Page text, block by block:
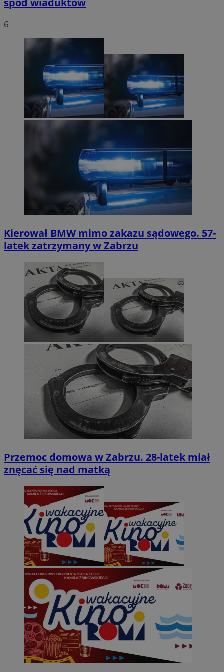
6
Kierował BMW mimo zakazu sądowego. 57-
latek zatrzymany w Zabrzu
Przemoc domowa w Zabrzu. 28-latek miał
znęcać się nad matką